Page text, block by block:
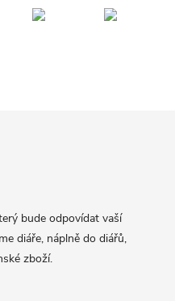
bude odpovídat vaší
diáře, náplně do diářů,
zboží.